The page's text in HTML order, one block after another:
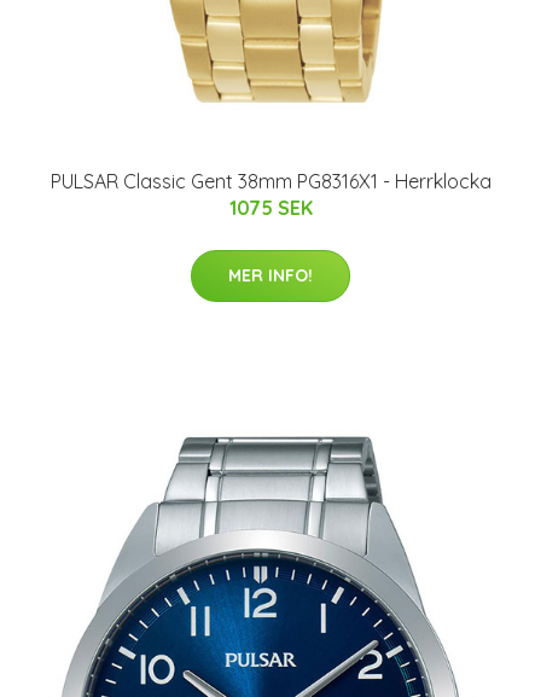
PULSAR Classic Gent 38mm PG8316X1 - Herrklocka
1075 SEK
MER INFO!